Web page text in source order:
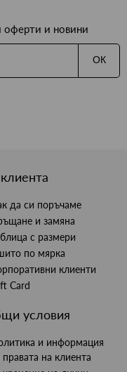
оферти и новини
ОК
да си поръчаме
и замяна
с размери
по мярка
клиенти
Card
условия
и информация
правата на клиента